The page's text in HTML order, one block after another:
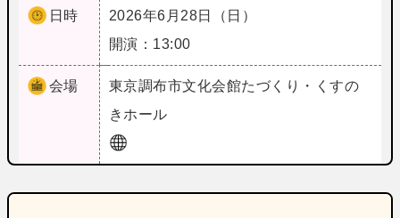
日時
2026年6月28日（日）
開演：13:00
会場 東京調布市文化会館たづくり・くすの
きホール